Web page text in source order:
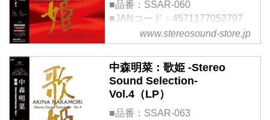
■品番：SSAR-060
■JANコード：4571177052797
■仕様：33 1/3回転 180g重量盤
■限定生産
■企画・販売：株式会社ステレオ
サウンド
■制作・発売：ユニバーサルミュ
ージック合同会社
www.stereosound-store.jp
中森明菜：歌姫 -Stereo
Sound Selection-
Vol.4（LP）
■品番：SSAR-063